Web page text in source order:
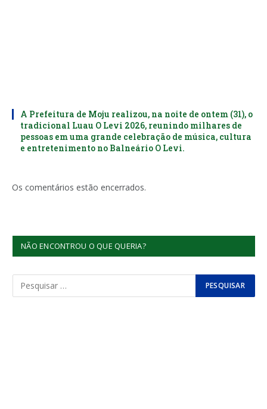
A Prefeitura de Moju realizou, na noite de ontem (31), o
tradicional Luau O Levi 2026, reunindo milhares de
pessoas em uma grande celebração de música, cultura
e entretenimento no Balneário O Levi.
Os comentários estão encerrados.
NÃO ENCONTROU O QUE QUERIA?